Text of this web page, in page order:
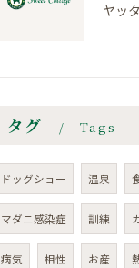
ヤッ
タグ Tags
ドッグショー 温泉
マダニ感染症 訓練
病気 相性 お産